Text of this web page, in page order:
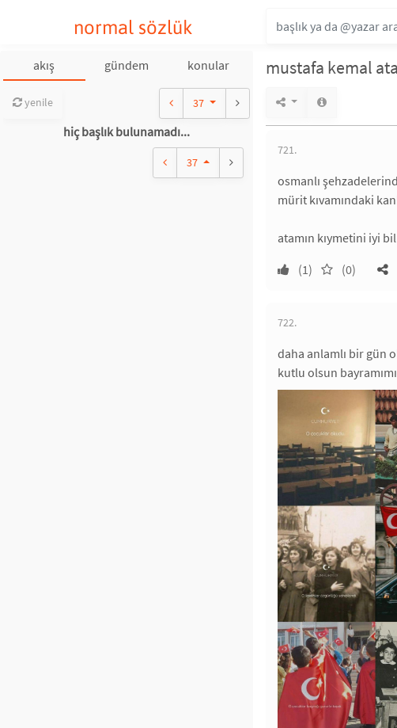
normal sözlük
akış gündem konular
yenile 37
hiç başlık bulunamadı...
37
mustafa kemal
721.
osmanlı
mürit kıvamındaki
atamın kıymetini iyi
(1)
(0)
722.
daha anlamlı bir gün
kutlu olsun